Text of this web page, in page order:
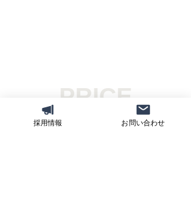
PRICE
採用情報 お問い合わせ